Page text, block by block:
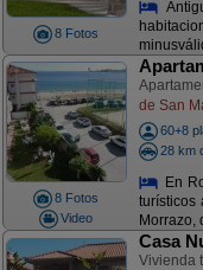
8 Fotos
8 Fotos
Video
de San
60+8
28 km
En
Morrazo,
Casa
Vivienda